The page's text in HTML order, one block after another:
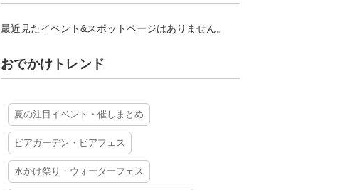
最近見たイベント&スポットページはありません。
おでかけトレンド
夏の注目イベント・催しまとめ
ビアガーデン・ビアフェス
水かけ祭り・ウォーターフェス